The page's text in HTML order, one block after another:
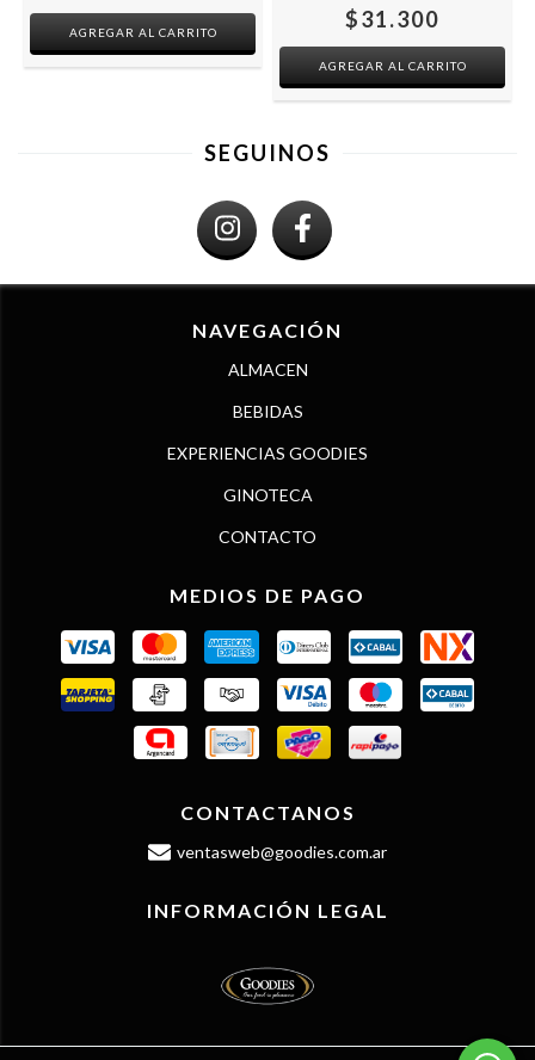
$31.300
SEGUINOS
NAVEGACIÓN
ALMACEN
BEBIDAS
EXPERIENCIAS GOODIES
GINOTECA
CONTACTO
MEDIOS DE PAGO
CONTACTANOS
ventasweb@goodies.com.ar
INFORMACIÓN LEGAL